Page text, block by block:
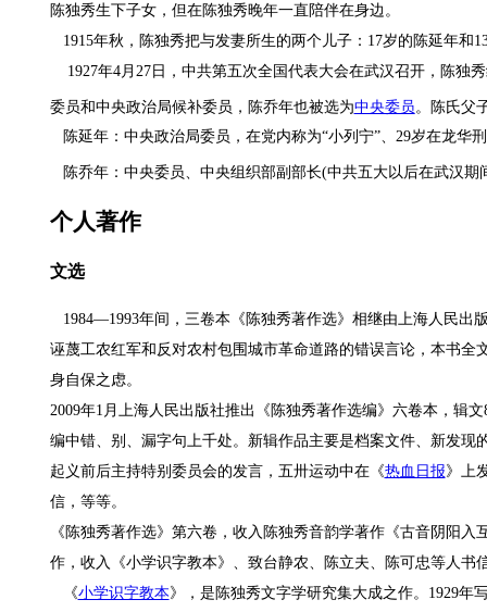
陈独秀生下子女，但在陈独秀晚年一直陪伴在身边。
1915年秋，陈独秀把与发妻所生的两个儿子：17岁的陈延年和
1927年4月27日，中共第五次全国代表大会在武汉召开，陈独
委员和中央政治局候补委员，陈乔年也被选为中央委员 。陈氏父
陈延年：中央政治局委员，在党内称为“小列宁”、29岁在龙华
陈乔年：中央委员、中央组织部副部长(中共五大以后在武汉期
个人著作
文选
1984—1993年间，三卷本《陈独秀著作选》相继由上海人民出
诬蔑工农红军和反对农村包围城市革命道路的错误言论，本书全
身自保之虑。
2009年1月上海人民出版社推出《陈独秀著作选编》六卷本，辑
编中错、别、漏字句上千处。新辑作品主要是档案文件、新发
起义前后主持特别委员会的发言，五卅运动中在《热血日报》上
信，等等。
《陈独秀著作选》第六卷，收入陈独秀音韵学著作《古音阴阳
作，收入《小学识字教本》、致台静农、陈立夫、陈可忠等人书
《小学识字教本》，是陈独秀文字学研究集大成之作。1929年